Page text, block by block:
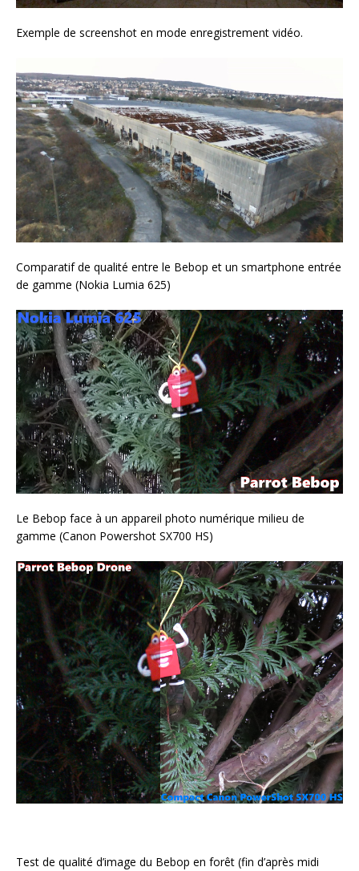
Exemple de screenshot en mode enregistrement vidéo.
Comparatif de qualité entre le Bebop et un smartphone entrée
de gamme (Nokia Lumia 625)
Le Bebop face à un appareil photo numérique milieu de
gamme (Canon Powershot SX700 HS)
Test de qualité d’image du Bebop en forêt (fin d’après midi